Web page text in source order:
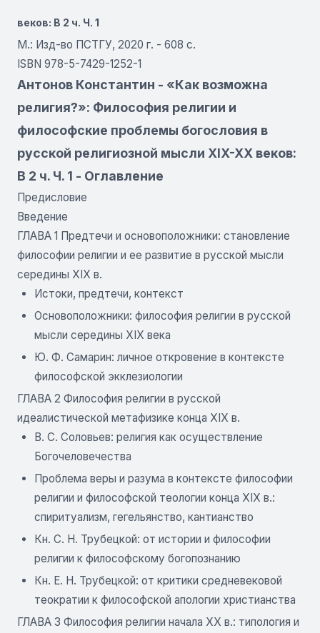
веков: В 2 ч. Ч. 1
М.: Изд-во ПСТГУ, 2020 г. - 608 с.
ISBN 978-5-7429-1252-1
Антонов Константин - «Как возможна
религия?»: Философия религии и
философские проблемы богословия в
русской религиозной мысли XIX-XX веков:
В 2 ч. Ч. 1 - Оглавление
Предисловие
Введение
ГЛАВА 1 Предтечи и основоположники: становление
философии религии и ее развитие в русской мысли
середины XIX в.
Истоки, предтечи, контекст
Основоположники: философия религии в русской
мысли середины XIX века
Ю. Ф. Самарин: личное откровение в контексте
философской экклезиологии
ГЛАВА 2 Философия религии в русской
идеалистической метафизике конца XIX в.
В. С. Соловьев: религия как осуществление
Богочеловечества
Проблема веры и разума в контексте философии
религии и философской теологии конца XIX в.:
спиритуализм, гегельянство, кантианство
Кн. С. Н. Трубецкой: от истории и философии
религии к философскому богопознанию
Кн. Е. Н. Трубецкой: от критики средневековой
теократии к философской апологии христианства
ГЛАВА 3 Философия религии начала XX в.: типология и